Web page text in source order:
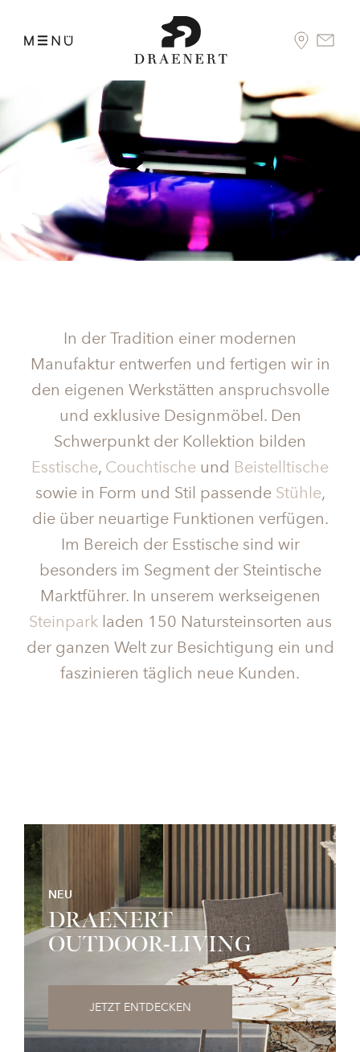
DURCH DIE WAHL DES AUSSCHNITTS
WIRD ES ZUMKUNSTWERK
In der Tradition einer modernen
Manufaktur entwerfen und fertigen wir in
den eigenen Werkstätten anspruchsvolle
und exklusive Designmöbel. Den
Schwerpunkt der Kollektion bilden
Esstische, Couchtische und Beistelltische
sowie in Form und Stil passende Stühle,
die über neuartige Funktionen verfügen.
Im Bereich der Esstische sind wir
besonders im Segment der Steintische
Marktführer. In unserem werkseigenen
Steinparkladen 150 Natursteinsorten aus
der ganzen Welt zur Besichtigung ein und
faszinieren täglich neue Kunden.
NEU
DRAENERT
OUTDOOR-LIVING
JETZT ENTDECKEN